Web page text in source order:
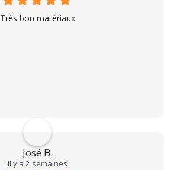
Très bon matériaux
José B.
il y a 2 semaines